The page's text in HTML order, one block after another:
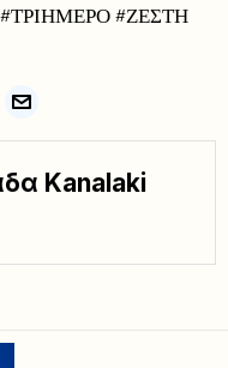
#ΖΕΣΤΗ
Kanalaki